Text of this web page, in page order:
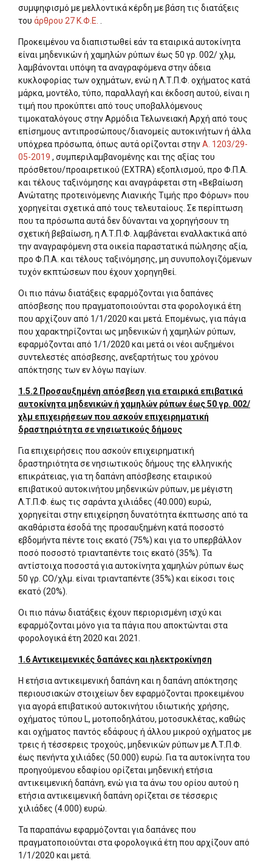
συμψηφισμό με μελλοντικά κέρδη με βάση τις διατάξεις
του άρθρου 27 Κ.Φ.Ε.
Προκειμένου να διαπιστωθεί εάν τα εταιρικά αυτοκίνητα
είναι μηδενικών ή χαμηλών ρύπων έως 50 γρ. 002/ χλμ,
λαμβάνονται υπόψη τα αναγραφόμενα στην άδεια
κυκλοφορίας των οχημάτων, ενώ η Λ.Τ.Π.Φ. οχήματος κατά
μάρκα, μοντέλο, τύπο, παραλλαγή και έκδοση αυτού, είναι η
τιμή που προκύπτει από τους υποβαλλόμενους
τιμοκαταλόγους στην Αρμόδια Τελωνειακή Αρχή από τους
επίσημους αντιπροσώπους/διανομείς αυτοκινήτων ή άλλα
υπόχρεα πρόσωπα, όπως αυτά ορίζονται στηνΑ. 1203/29-
05-2019 , συμπεριλαμβανομένης και της αξίας του
πρόσθετου/προαιρετικού (EXTRA) εξοπλισμού, προ Φ.Π.Α.
και τέλους ταξινόμησης και αναγράφεται στη «Βεβαίωση
Ανώτατης προτεινόμενης Λιανικής Τιμής προ Φόρων» που
χορηγείται σχετικά από τους τελευταίους. Σε περίπτωση
που τα πρόσωπα αυτά δεν δύνανται να χορηγήσουν τη
σχετική βεβαίωση, η Λ.Τ.Π.Φ. λαμβάνεται εναλλακτικά από
την αναγραφόμενη στα οικεία παραστατικά πώλησης αξία,
προ Φ.Π.Α. και τέλους ταξινόμησης, μη συνυπολογιζόμενων
τυχόν εκπτώσεων που έχουν χορηγηθεί.
Οι πιο πάνω διατάξεις εφαρμόζονται για δαπάνες
απόσβεσης που πραγματοποιούνται στα φορολογικά έτη
που αρχίζουν από 1/1/2020 και μετά. Επομένως, για πάγια
που χαρακτηρίζονται ως μηδενικών ή χαμηλών ρύπων,
εφαρμόζονται από 1/1/2020 και μετά οι νέοι αυξημένοι
συντελεστές απόσβεσης, ανεξαρτήτως του χρόνου
απόκτησης των εν λόγω παγίων.
1.5.2 Προσαυξημένη απόσβεση για εταιρικά επιβατικά
αυτοκίνητα μηδενικών ή χαμηλών ρύπων έως 50 γρ. 002/
χλμ επιχειρήσεων που ασκούν επιχειρηματική
δραστηριότητα σε νησιωτικούς δήμους
Για επιχειρήσεις που ασκούν επιχειρηματική
δραστηριότητα σε νησιωτικούς δήμους της ελληνικής
επικράτειας, για τη δαπάνη απόσβεσης εταιρικού
επιβατικού αυτοκινήτου μηδενικών ρύπων, με μέγιστη
Λ.Τ.Π.Φ. έως τις σαράντα χιλιάδες (40.000) ευρώ,
χορηγείται στην επιχείρηση δυνατότητα έκπτωσης από τα
ακαθάριστα έσοδά της προσαυξημένη κατά ποσοστό
εβδομήντα πέντε τοις εκατό (75%) και για το υπερβάλλον
ποσό ποσοστό τριανταπέντε τοις εκατό (35%). Τα
αντίστοιχα ποσοστά για αυτοκίνητα χαμηλών ρύπων έως
50 γρ. CO/χλμ. είναι τριανταπέντε (35%) και είκοσι τοις
εκατό (20%).
Οι πιο πάνω διατάξεις έχουν περιορισμένη ισχύ και
εφαρμόζονται μόνο για τα πάγια που αποκτώνται στα
φορολογικά έτη 2020 και 2021.
1.6 Αντικειμενικές δαπάνες και ηλεκτροκίνηση
Η ετήσια αντικειμενική δαπάνη και η δαπάνη απόκτησης
περιουσιακών στοιχείων δεν εφαρμόζονται προκειμένου
για αγορά επιβατικού αυτοκινήτου ιδιωτικής χρήσης,
οχήματος τύπου L, μοτοποδηλάτου, μοτοσυκλέτας, καθώς
και οχήματος παντός εδάφους ή άλλου μικρού οχήματος με
τρεις ή τέσσερεις τροχούς, μηδενικών ρύπων με Λ.Τ.Π.Φ.
έως πενήντα χιλιάδες (50.000) ευρώ. Για τα αυτοκίνητα του
προηγούμενου εδαφίου ορίζεται μηδενική ετήσια
αντικειμενική δαπάνη, ενώ για τα άνω του ορίου αυτού η
ετήσια αντικειμενική δαπάνη ορίζεται σε τέσσερις
χιλιάδες (4.000) ευρώ.
Τα παραπάνω εφαρμόζονται για δαπάνες που
πραγματοποιούνται στα φορολογικά έτη που αρχίζουν από
1/1/2020 και μετά.